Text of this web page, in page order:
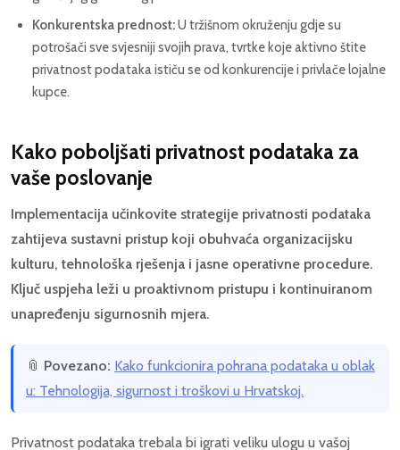
Konkurentska prednost:U tržišnom okruženju gdje su
potrošači sve svjesniji svojih prava, tvrtke koje aktivno štite
privatnost podataka ističu se od konkurencije i privlače lojalne
kupce.
Kako poboljšati privatnost podataka za
vaše poslovanje
Implementacija učinkovite strategije privatnosti podataka
zahtijeva sustavni pristup koji obuhvaća organizacijsku
kulturu, tehnološka rješenja i jasne operativne procedure.
Ključ uspjeha leži u proaktivnom pristupu i kontinuiranom
unapređenju sigurnosnih mjera.
📎 Povezano: Kako funkcionira pohrana podataka u oblak
u: Tehnologija, sigurnost i troškovi u Hrvatskoj.
Privatnost podataka trebala bi igrati veliku ulogu u vašoj